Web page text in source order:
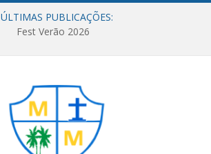
ÚLTIMAS PUBLICAÇÕES:
Fest Verão 2026